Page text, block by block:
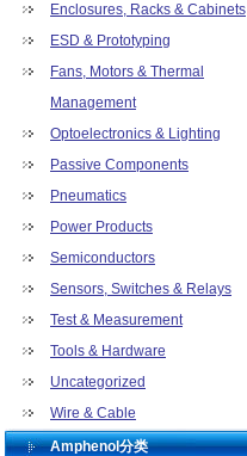
Enclosures, Racks & Cabinets
ESD & Prototyping
Fans, Motors & Thermal
Management
Optoelectronics & Lighting
Passive Components
Pneumatics
Power Products
Semiconductors
Sensors, Switches & Relays
Test & Measurement
Tools & Hardware
Uncategorized
Wire & Cable
Amphenol分类